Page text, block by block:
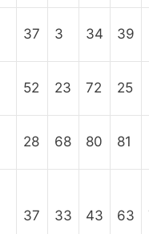
37 3 34 39
52 23 72 25
28 68 80 81
37 33 43 63